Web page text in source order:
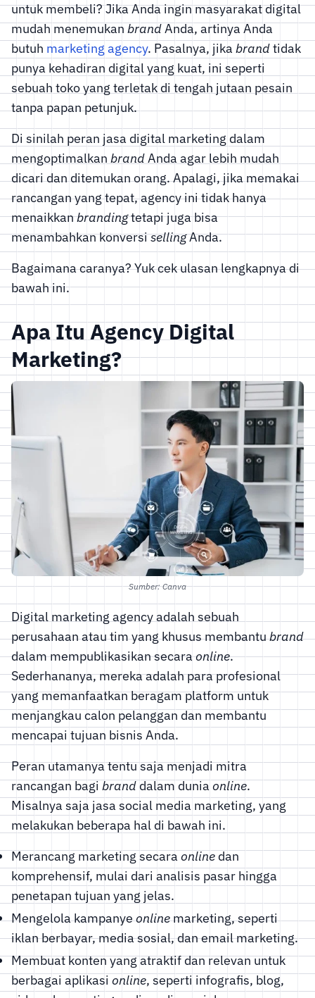
untuk membeli? Jika Anda ingin masyarakat digital
mudah menemukanbrandAnda, artinya Anda
butuh marketing agency. Pasalnya, jika brandtidak
punya kehadiran digital yang kuat, ini seperti
sebuah toko yang terletak di tengah jutaan pesain
tanpa papan petunjuk.
Di sinilah peran jasa digital marketing dalam
mengoptimalkan brandAnda agar lebih mudah
dicari dan ditemukan orang. Apalagi, jika memakai
rancangan yang tepat, agency ini tidak hanya
menaikkanbrandingtetapi juga bisa
menambahkan konversisellingAnda.
Bagaimana caranya? Yuk cek ulasan lengkapnya di
bawah ini.
Apa Itu Agency Digital
Marketing?
Sumber: Canva
Digital marketing agency adalah sebuah
perusahaan atau tim yang khusus membantubrand
dalam mempublikasikan secaraonline.
Sederhananya, mereka adalah para profesional
yang memanfaatkan beragam platform untuk
menjangkau calon pelanggan dan membantu
mencapai tujuan bisnis Anda.
Peran utamanya tentu saja menjadi mitra
rancangan bagibranddalam duniaonline.
Misalnya saja jasa social media marketing, yang
melakukan beberapa hal di bawah ini.
Merancang marketing secaraonlinedan
komprehensif, mulai dari analisis pasar hingga
penetapan tujuan yang jelas.
Mengelola kampanyeonlinemarketing, seperti
iklan berbayar, media sosial, dan email marketing.
Membuat konten yang atraktif dan relevan untuk
berbagai aplikasi online, seperti infografis, blog,